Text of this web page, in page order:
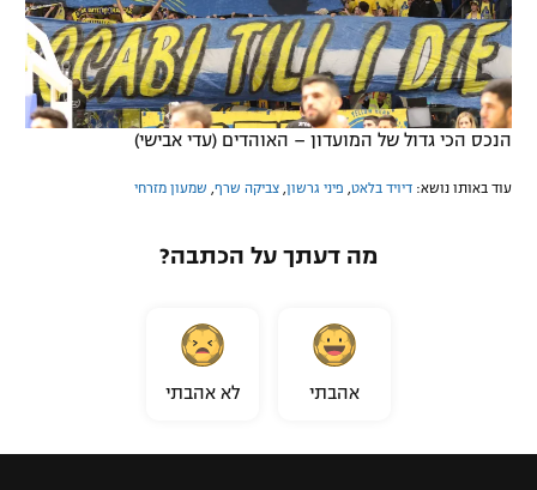
הנכס הכי גדול של המועדון – האוהדים (עדי אבישי)
עוד באותו נושא: דיויד בלאט פיני גרשון צביקה שרף שמעון מזרחי
מה דעתך על הכתבה?
אהבתי לא אהבתי